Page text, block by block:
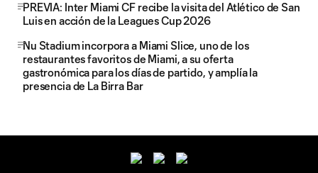
PREVIA: Inter Miami CF recibe la visita del Atlético de San
Luis en acción de la Leagues Cup 2026
Nu Stadium incorpora a Miami Slice, uno de los
restaurantes favoritos de Miami, a su oferta
gastronómica para los días de partido, y amplía la
presencia de La Birra Bar